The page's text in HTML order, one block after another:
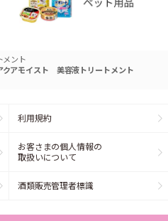
メント
クアモイスト 美容液トリートメント
利用規約
お客さまの個人情報の
取扱いについて
酒類販売管理者標識